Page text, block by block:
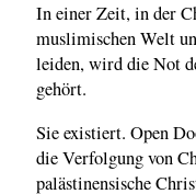
In einer Zeit, in der
muslimischen Welt
leiden, wird die Not
gehört.
Sie existiert. Open
die Verfolgung von
palästinensische